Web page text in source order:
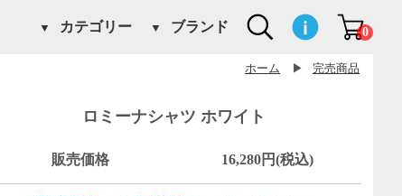
カテゴリー ブランド 0
ホーム ▶ 完売商品
ロミーナシャツ ホワイト
販売価格 16,280円(税込)